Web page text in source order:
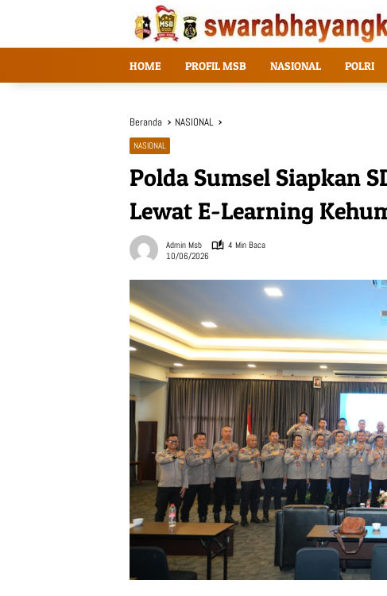
HOME PROFIL MSB NASIONAL POLRI
Beranda NASIONAL
NASIONAL
Polda Sumsel Siapkan
Lewat E-Learning
Admin Msb
4 Min Baca
10/06/2026